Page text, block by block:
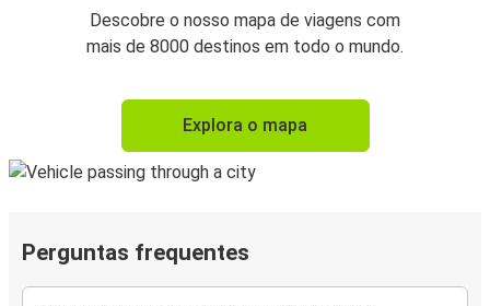
Descobre o nosso mapa de viagens com
mais de 8000 destinos em todo o mundo.
Explora o mapa
Perguntas frequentes